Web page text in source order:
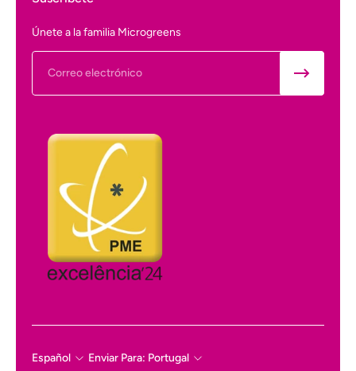
Únete a la familia Microgreens
Español Enviar Para: Portugal